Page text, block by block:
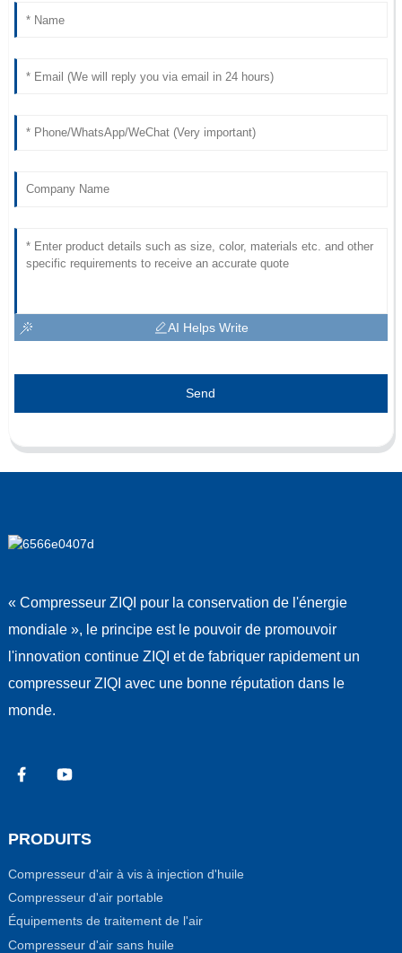
AI Helps Write
Send
« Compresseur ZIQI pour la conservation de l'énergie
mondiale », le principe est le pouvoir de promouvoir
l'innovation continue ZIQI et de fabriquer rapidement un
compresseur ZIQI avec une bonne réputation dans le
monde.
PRODUITS
Compresseur d'air à vis à injection d'huile
Compresseur d'air portable
Équipements de traitement de l'air
Compresseur d'air sans huile